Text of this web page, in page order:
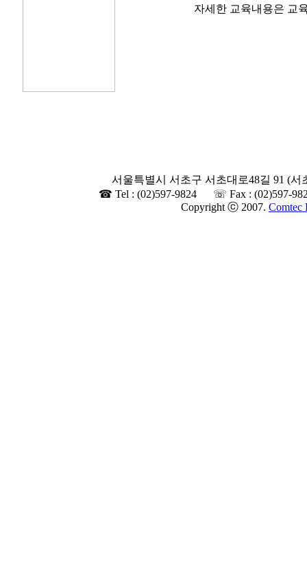
자세한 교육내용은 교
서울특별시 서초구 서초대로48길 91 (
☎ Tel : (02)597-9824 ☏ Fax : (02)597-
Copyright ⓒ 2007. Comtec